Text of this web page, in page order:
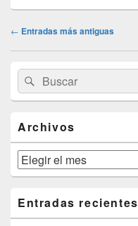
Navegación
← Entradas más antiguas
área
de
widget
lateral
primaria
Buscar
por:
Buscar
Archivos
Archivos
Entradas recientes